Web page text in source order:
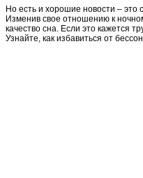
Но есть и хорошие новости – это
Изменив свое отношению к
качество сна. Если это кажется
Узнайте, как избавиться от